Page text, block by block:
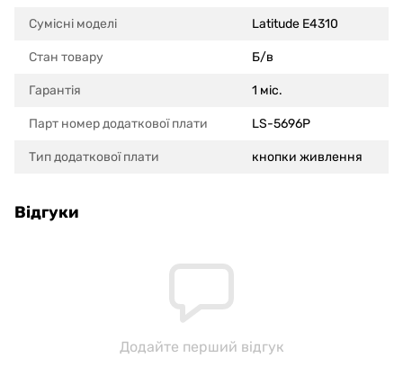
Сумісні моделi Latitude E4310
Стан товару Б/в
Гарантія 1 міс.
Парт номер додаткової плати LS-5696P
Тип додаткової плати кнопки живлення
Відгуки
Додайте перший відгук